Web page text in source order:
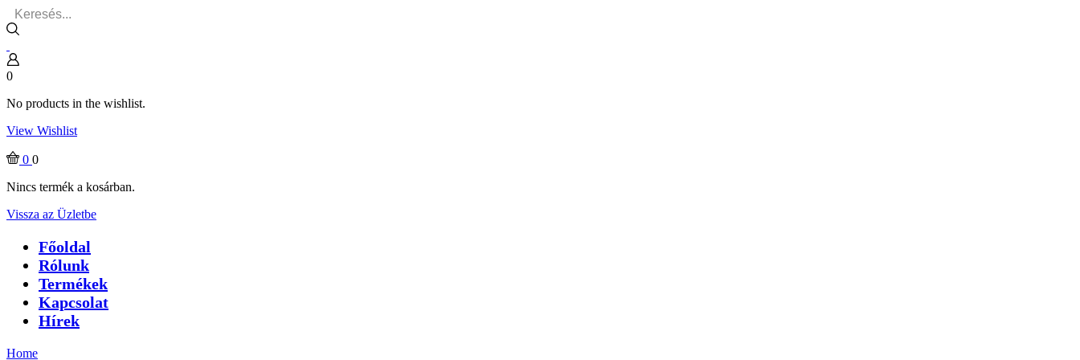
Search
input
0
No products in the wishlist.
View Wishlist
0 0
Nincs termék a kosárban.
Vissza az Üzletbe
Főoldal
Rólunk
Termékek
Kapcsolat
Hírek
Home